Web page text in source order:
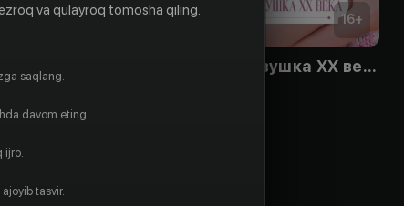
16+
камджатхан
16+
Парень и девушка XX века
va qulayroq tomosha qiling.
saqlang.
davom eting.
ijro.
tasvir.